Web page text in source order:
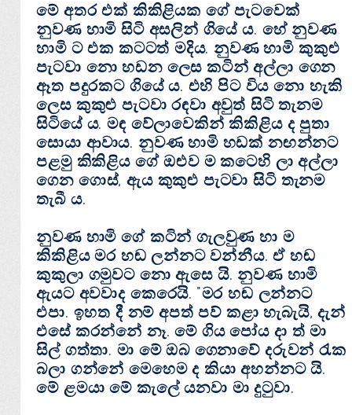
මේ අතර එක්‌ කිකිළියක ගේ පැටවෙක්‌
නුවණ හාමි සිටි අසලින් ගියේ ය. හේ නුවණ
හාමි ට එක කටටත් මදිය. නුවණ හාමි කුකුළු
පැටවා නො හඩන ලෙස කටින් අල්ලා ගෙන
ඈත පදුරකට ගියේ ය. එහි පිට විය නො හැකි
ලෙස කුකුළු පැටවා රඳවා අවුත් සිටි තැනම
සිටියේ ය. මඳ වේලාවෙකින් කිකිළිය ද පුතා
සොයා ආවාය. නුවණ හාමි හඩක්‌ නඟන්නට
පළමු කිකිළිය ගේ ඔළුව ම කටෙහි ලා අල්ලා
ගෙන ගොස්‌, ඇය කුකුළු පැටවා සිටි තැනම
තැබී ය.
නුවණ හාමි ගේ කටින් ගැලවුණ හා ම
කිකිළිය මර හඬ ලන්නට වන්නීය. ඒ හඬ
කුකුලා ගමුවට නො ඇසෙ යි. නුවණ හාමි
ඇයට අවවාද කෙරෙයි. "මර හඬ ලන්නට
එපා. ඉහත දී නම් අපත් පව් කළා හැබැයි, දැන්
එසේ කරන්නේ නෑ. මේ ගිය පෝය දා ත් මා
සිල් ගත්තා. මා මේ ඔබ ගෙනාවේ දරුවන් රැක
බලා ගන්නේ මෙහෙම ද කියා අහන්නට යි.
මේ ළමයා මේ කැලේ යනවා මා දුටුවා.